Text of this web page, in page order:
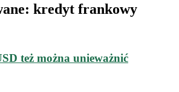
kredyt frankowy
też można unieważnić